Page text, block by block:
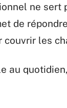
ne sert
de
couvrir les
au